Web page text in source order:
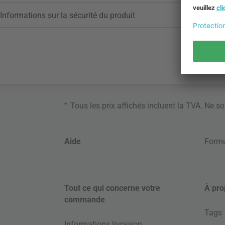
Informations sur la sécurité du produit
* Tous les prix affichés incluent la TVA. Ne
Aide
Tout ce qui concerne votre
commande
À
Tags